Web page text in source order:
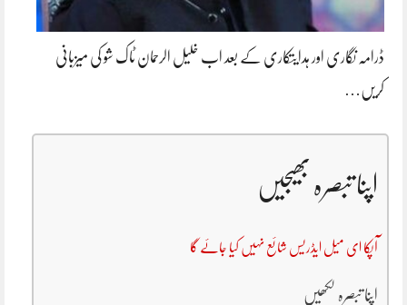
ڈرامہ نگاری اور ہدایتکاری کے بعد اب خلیل الرحمان ٹاک شو کی میزبانی
کریں…
اپنا تبصرہ بھیجیں
آپکا ای میل ایڈریس شائع نہیں کیا جائے گا
اپنا تبصرہ لکھیں